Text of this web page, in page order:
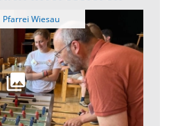
Pfarrei Wiesau